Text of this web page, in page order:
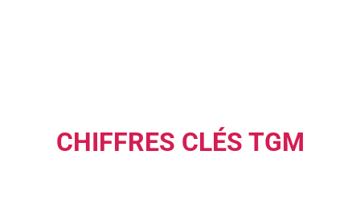
CHIFFRES CLÉS TGM